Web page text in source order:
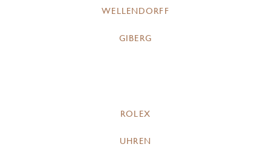
WELLENDORFF
GIBERG
ROLEX
UHREN